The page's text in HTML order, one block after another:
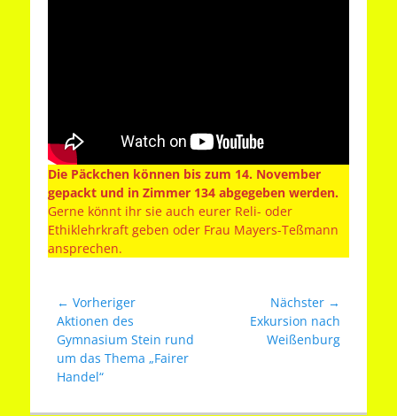
Die Päckchen können bis zum 14. November
gepackt und in Zimmer 134 abgegeben werden.
Gerne könnt ihr sie auch eurer Reli- oder
Ethiklehrkraft geben oder Frau Mayers-Teßmann
ansprechen.
Beitragsnavigation
← Vorheriger
Vorheriger
Beitrag:
Aktionen des
Gymnasium Stein rund
um das Thema „Fairer
Handel“
Nächster →
NächsterExkursion nach
Weißenburg